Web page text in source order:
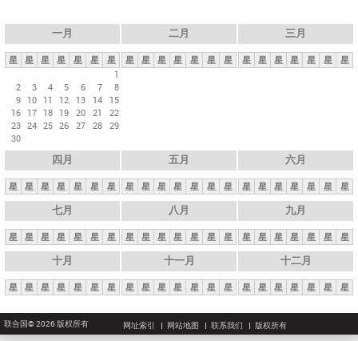
一月
星 星 星 星 星 星
星
1
2
3 4 5 6 7
8
9 10 11 12 13 14
15
16 17 18 19 20 21
22
23 24 25 26 27 28 29
30
二月
星 星 星 星 星 星 星
三月
星 星 星 星 星 星 星
四月
星 星 星 星 星 星 星
五月
星 星 星 星 星 星 星
六月
星 星 星 星 星 星 星
七月
星 星 星 星 星 星 星
八月
星 星 星 星 星 星 星
九月
星 星 星 星 星 星 星
十月
星 星 星 星 星 星 星
十一月
星 星 星 星 星 星 星
十二月
星 星 星 星 星 星 星
联合国© 2026 版权所有 网址索引 网站地图 联系我们 版权所有